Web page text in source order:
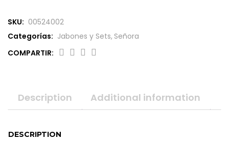
a
s
e
d
o
e
SKU: 00524002
Categorías: Jabones y Sets, Señora
COMPARTIR:
Description Additional information
DESCRIPTION